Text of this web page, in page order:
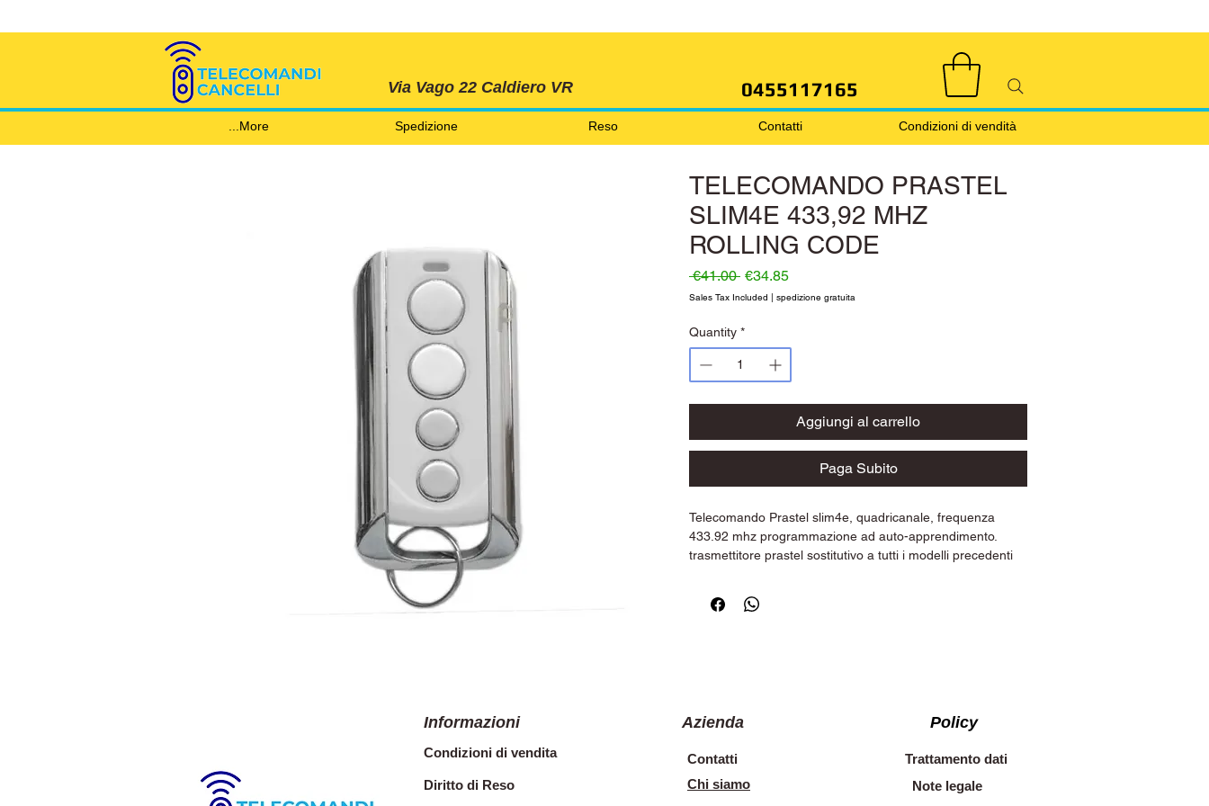
Via Vago 22 Caldiero VR 0455117165
Condizioni di vendità
Contatti
Reso
Spedizione
More...
TELECOMANDO PRASTEL
SLIM4E 433,92 MHZ
ROLLING CODE
€41.00 Regular Price
€34.85Sale Price
Sales Tax Included | spedizione gratuita
Quantity *
Aggiungi al carrello
Paga Subito
Telecomando Prastel slim4e, quadricanale, frequenza
433.92 mhz programmazione ad auto-apprendimento.
trasmettitore prastel sostitutivo a tutti i modelli precedenti
Informazioni
Condizioni di vendita
Diritto di Reso
Azienda
Contatti
Chi siamo
Policy
Trattamento dati
Note legale